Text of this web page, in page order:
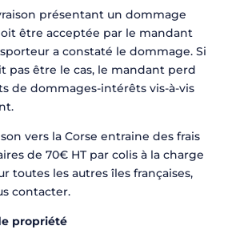
présentant un dommage
être acceptée par le mandant
a constaté le dommage. Si
pas être le cas, le mandant perd
de dommages-intérêts vis-à-vis
vers la Corse entraine des frais
de 70€ HT par colis à la charge
toutes les autres îles françaises,
contacter.
propriété